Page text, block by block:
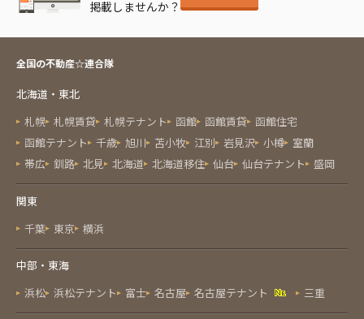
掲載しませんか？
全国の不動産☆連合隊
北海道・東北
札幌 札幌賃貸 札幌テナント 函館 函館賃貸 函館住宅
函館テナント
千歳 旭川 苫小牧 江別 岩見沢 小樽 室蘭
帯広 釧路 北見 北海道 北海道移住 仙台 仙台テナント 盛岡
関東
千葉 東京 横浜
中部・東海
浜松 浜松テナント 富士 名古屋 名古屋テナント 三重